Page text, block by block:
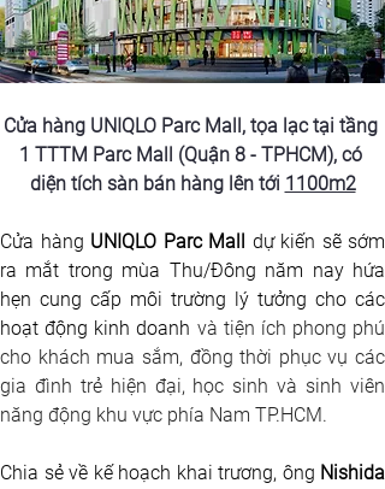
Cửa hàng UNIQLO Parc Mall, tọa lạc tại tầng
1 TTTM Parc Mall (Quận 8 - TPHCM), có
diện tích sàn bán hàng lên tới 1100m2
Cửa hàng UNIQLO Parc Mall
dự kiến sẽ sớm
ra mắt trong mùa Thu/Đông năm nay hứa
hẹn cung cấp môi trường lý tưởng cho các
hoạt động kinh doanh và tiện ích phong phú
cho khách mua sắm, đồng thời phục vụ các
gia đình trẻ hiện đại, học sinh và sinh viên
năng động khu vực phía Nam TP.HCM.
Chia sẻ về kế hoạch khai trương, ông Nishida